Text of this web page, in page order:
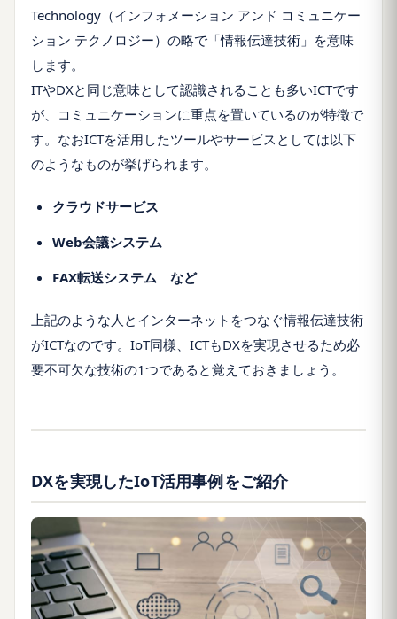
Technology（インフォメーション アンド コミュニケー
ション テクノロジー）の略で「情報伝達技術」を意味
します。
ITやDXと同じ意味として認識されることも多いICTです
が、コミュニケーションに重点を置いているのが特徴で
す。なおICTを活用したツールやサービスとしては以下
のようなものが挙げられます。
クラウドサービス
Web会議システム
FAX転送システム など
上記のような人とインターネットをつなぐ情報伝達技術
がICTなのです。IoT同様、ICTもDXを実現させるため必
要不可欠な技術の1つであると覚えておきましょう。
DXを実現したIoT活用事例をご紹介